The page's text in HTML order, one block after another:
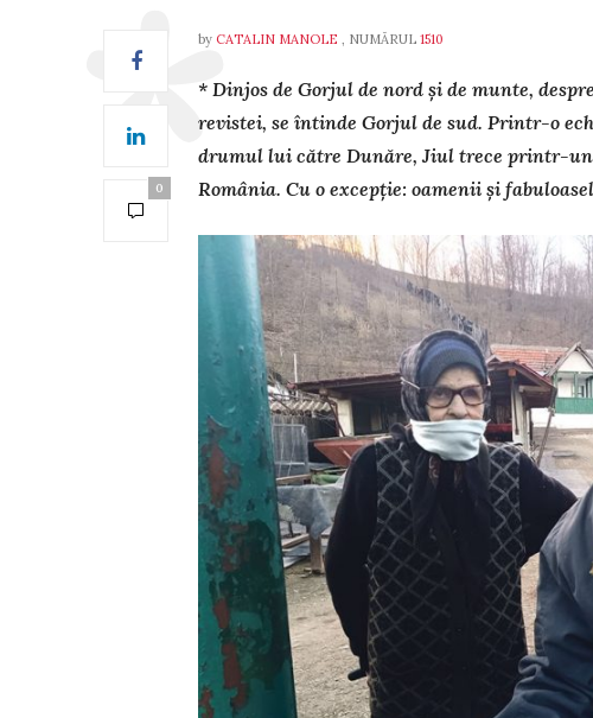
0
by CATALIN MANOLE , NUMĂRUL 1510
* Dinjos de Gorjul de nord și de munte,
revistei, se întinde Gorjul de sud. Printr-o
drumul lui către Dunăre, Jiul trece printr-
România. Cu o excepție: oamenii și